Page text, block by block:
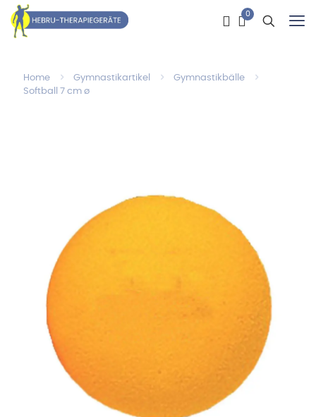
0
Home Gymnastikartikel
Gymnastikbälle
Softball 7 cm ø